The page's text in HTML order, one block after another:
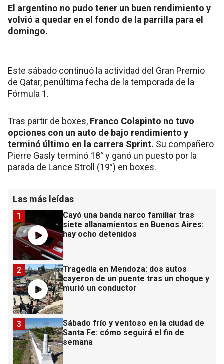
El argentino no pudo tener un buen rendimiento y
volvió a quedar en el fondo de la parrilla para el
domingo.
Este sábado continuó la actividad del Gran Premio
de Qatar, penúltima fecha de la temporada de la
Fórmula 1.
Tras partir de boxes, Franco Colapinto no tuvo
opciones con un auto de bajo rendimiento y
terminó último en la carrera Sprint. Su compañero
Pierre Gasly terminó 18° y ganó un puesto por la
parada de Lance Stroll (19°) en boxes.
Las más leídas
Cayó una banda narco familiar tras
siete allanamientos en Buenos Aires:
hay ocho detenidos
1
Tragedia en Mendoza: dos autos
cayeron de un puente tras un choque y
murió un conductor
2
Sábado frío y ventoso en la ciudad de
Santa Fe: cómo seguirá el fin de
semana
3